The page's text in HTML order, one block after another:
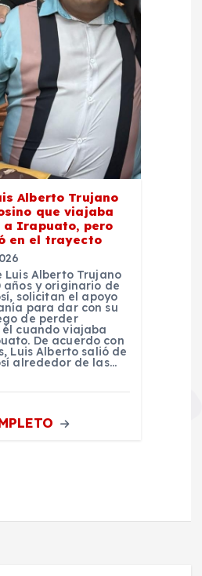
Alberto Trujano
que viajaba
a Irapuato, pero
en el trayecto
Luis Alberto Trujano
años y originario de
solicitan el apoyo
para dar con su
de perder
cuando viajaba
De acuerdo con
Luis Alberto salió de
alrededor de las…